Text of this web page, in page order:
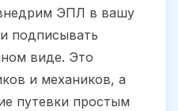
ЭПЛ в вашу
подписывать
виде. Это
и механиков, а
путевки простым